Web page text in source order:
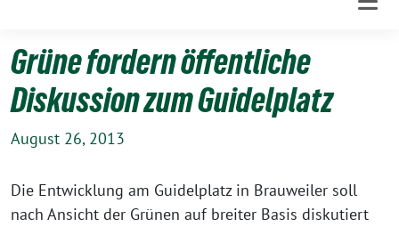
Grüne fordern öffentliche
Diskussion zum Guidelplatz
August 26, 2013
Die Entwicklung am Guidelplatz in Brauweiler soll
nach Ansicht der Grünen auf breiter Basis diskutiert